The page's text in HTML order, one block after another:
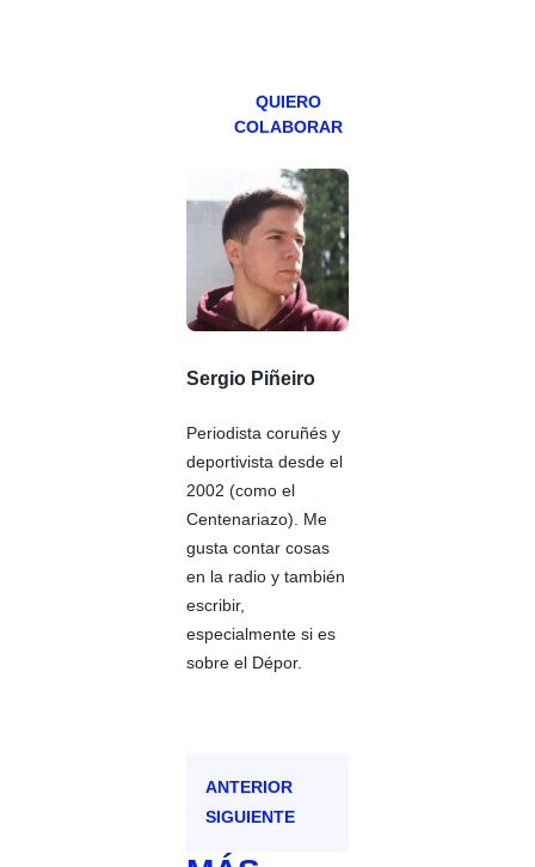
QUIERO
COLABORAR
Sergio Piñeiro
Periodista coruñés y
deportivista desde el
2002 (como el
Centenariazo). Me
gusta contar cosas
en la radio y también
escribir,
especialmente si es
sobre el Dépor.
ANTERIOR
SIGUIENTE